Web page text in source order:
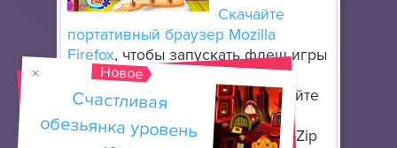
Скачайте
портативный браузер Mozilla
Firefox, чтобы запускать флеш игры
онлайн. Он не требует особой
установки: просто разархивируйте
его в любое место, используя
архиватор, поддерживающий 7-Zip
Новое
Счастливая
обезьянка уровень